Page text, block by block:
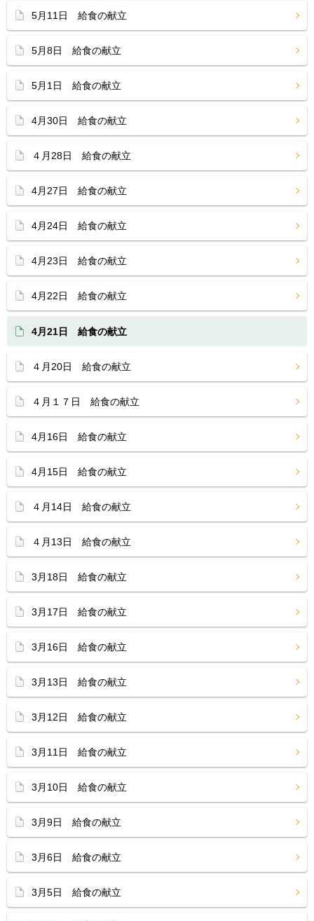
5月11日 給食の献立
5月8日 給食の献立
5月1日 給食の献立
4月30日 給食の献立
４月28日 給食の献立
4月27日 給食の献立
4月24日 給食の献立
4月23日 給食の献立
4月22日 給食の献立
4月21日 給食の献立
４月20日 給食の献立
４月１７日 給食の献立
4月16日 給食の献立
4月15日 給食の献立
４月14日 給食の献立
４月13日 給食の献立
3月18日 給食の献立
3月17日 給食の献立
3月16日 給食の献立
3月13日 給食の献立
3月12日 給食の献立
3月11日 給食の献立
3月10日 給食の献立
3月9日 給食の献立
3月6日 給食の献立
3月5日 給食の献立